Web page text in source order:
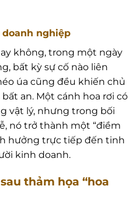
doanh nghiệp
không, trong một ngày
bất kỳ sự cố nào liên
úa cũng đều khiến chủ
an. Một cánh hoa rơi có
vật lý, nhưng trong bối
nó trở thành một “điềm
hưởng trực tiếp đến tinh
kinh doanh.
thảm họa “hoa